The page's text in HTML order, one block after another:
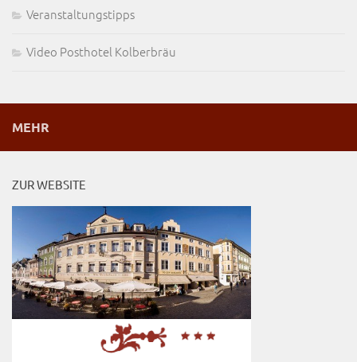
Veranstaltungstipps
Video Posthotel Kolberbräu
MEHR
ZUR WEBSITE